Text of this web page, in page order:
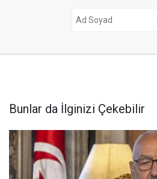
Bunlar da İlginizi Çekebilir